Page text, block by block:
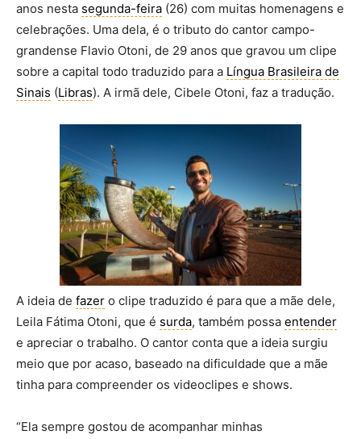
anos nesta segunda-feira (26) com muitas homenagens e
celebrações. Uma dela, é o tributo do cantor campo-
grandense Flavio Otoni, de 29 anos que gravou um clipe
sobre a capital todo traduzido para a Língua Brasileira de
Sinais (Libras). A irmã dele, Cibele Otoni, faz a tradução.
A ideia de fazer o clipe traduzido é para que a mãe dele,
Leila Fátima Otoni, que é surda, também possa entender
e apreciar o trabalho. O cantor conta que a ideia surgiu
meio que por acaso, baseado na dificuldade que a mãe
tinha para compreender os videoclipes e shows.
“Ela sempre gostou de acompanhar minhas